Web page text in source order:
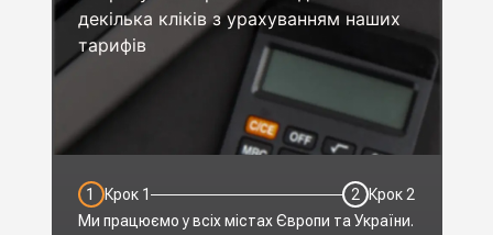
декілька кліків з урахуванням наших
тарифів
1 Крок1 2 Крок 2
Ми працюємо у всіх містах Європи та України.